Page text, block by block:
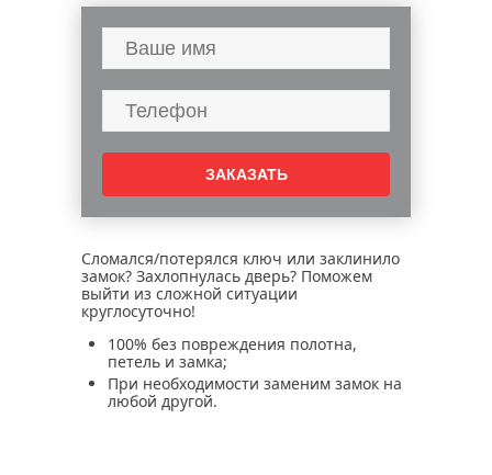
установка замка в межкомнатную дверь
ремонт входной металлической двери
двери
вскрытие замков дверей
вскрытие металлической двери
вскрытие дверных замков
вскрытие гаражей
вскрытие сувальдного замка
вскрытие мебельных замков
замена замков в межкомнатной двери
ремонт металлической двери
открыть задвижку двери
не открывается замок двери
Сломался/потерялся ключ или заклинило
замок? Захлопнулась дверь? Поможем
выйти из сложной ситуации
круглосуточно!
100% без повреждения полотна,
петель и замка;
При необходимости заменим замок на
любой другой.